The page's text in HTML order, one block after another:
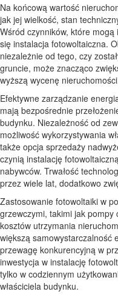
Na końcową wartość
jak jej wielkość, stan
Wśród czynników, które
się instalacja fotowoltaiczna.
niezależnie od tego, czy
gruncie, może znacząco
wyższą wycenę
Efektywne zarządzanie
mają bezpośrednie
budynku. Niezależność od
możliwość wykorzystywania
także opcja sprzedaży
czynią instalację
nabywców. Trwałość
przez wiele lat, dodatkowo
Zastosowanie fotowoltaiki w
grzewczymi, takimi jak pompy
kosztów utrzymania
większą samowystarczalność
przewagę konkurencyjną w
inwestycja w instalację
tylko w codziennym
właściciela budynku.